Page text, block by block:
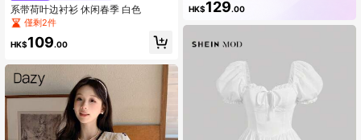
系带荷叶边衬衫 休闲春季 白色
僅剩2件
HK$109.00
6.6M Followers
HK$129.00